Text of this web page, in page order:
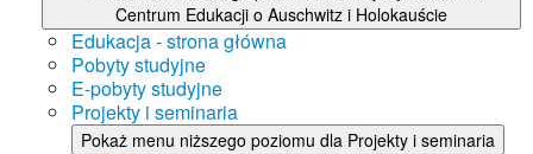
Centrum Edukacji o Auschwitz i Holokauście
Edukacja - strona główna
Pobyty studyjne
E-pobyty studyjne
Projekty i seminaria
Pokaż menu niższego poziomu dla Projekty i seminaria